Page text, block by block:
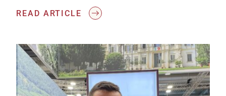
READ ARTICLE